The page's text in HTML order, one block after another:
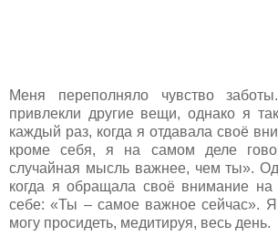
Меня переполняло чувство
привлекли другие вещи, однако я
каждый раз, когда я отдавала своё
кроме себя, я на самом деле
случайная мысль важнее, чем ты».
когда я обращала своё внимание на
себе: «Ты – самое важное сейчас». Я
могу просидеть, медитируя, весь день.